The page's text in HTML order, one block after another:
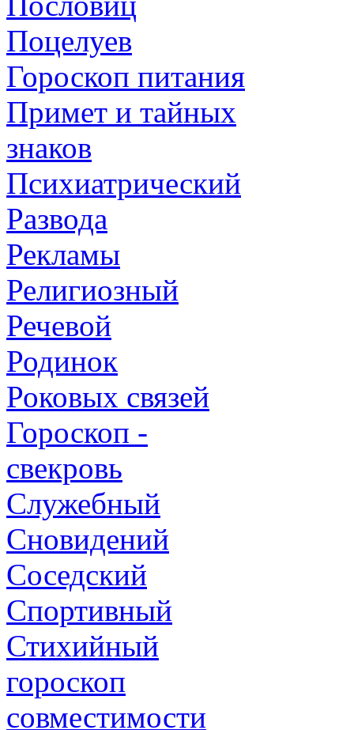
Поцелуев
Гороскоп питания
Примет и тайных
знаков
Психиатрический
Развода
Рекламы
Религиозный
Речевой
Родинок
Роковых связей
Гороскоп -
свекровь
Служебный
Сновидений
Соседский
Спортивный
Стихийный
гороскоп
совместимости